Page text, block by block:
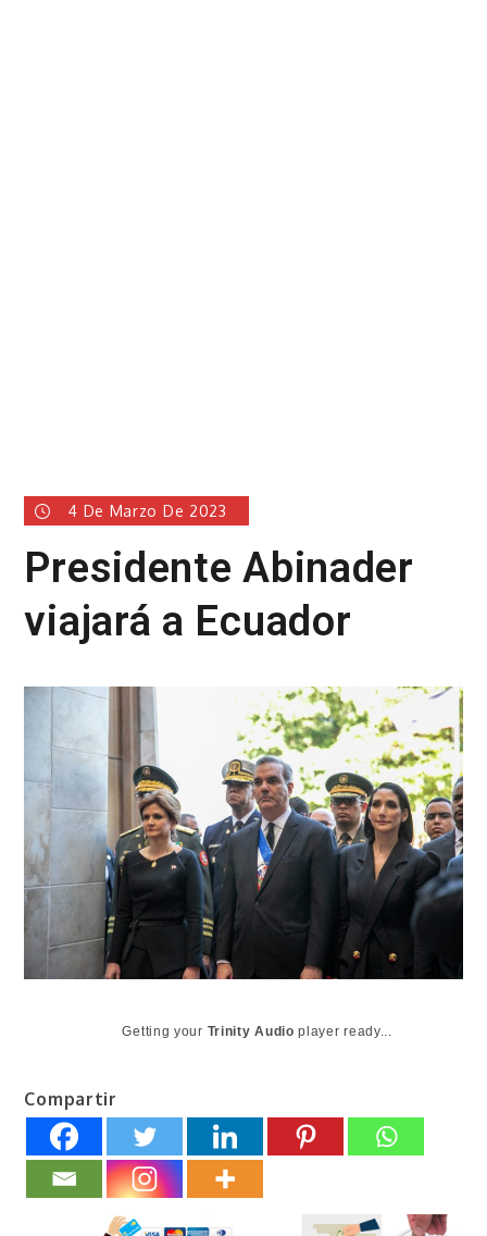
4 De Marzo De 2023
Presidente Abinader
viajará a Ecuador
Getting your Trinity Audio player ready...
Compartir